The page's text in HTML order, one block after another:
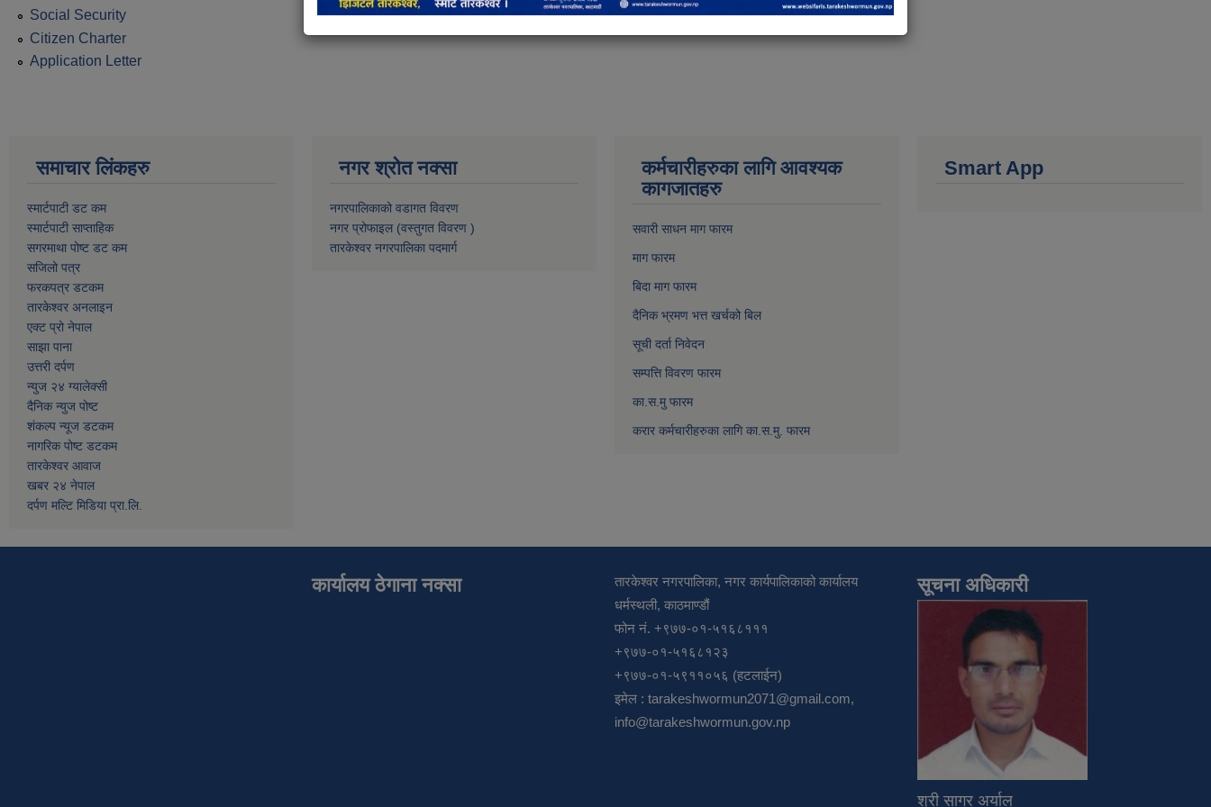
Social Security
Citizen Charter
Application Letter
समाचार लिंकहरु
स्मार्टपाटी डट कम
स्मार्टपाटी साप्ताहिक
सगरमाथा पोष्ट डट कम
सजिलो पत्र
फरकपत्र डटकम
तारकेश्वर अनलाइन
एक्ट प्रो नेपाल
साझा पाना
उत्तरी दर्पण
न्युज २४ ग्यालेक्सी
दैनिक न्युज पोष्ट
शंकल्प न्यूज डटकम
नागरिक पोष्ट डटकम
तारकेश्वर आवाज
खबर २४ नेपाल
दर्पण मल्टि मिडिया प्रा.लि.
नगर श्रोत नक्सा
नगरपालिकाको वडागत विवरण
नगर प्रोफाइल (वस्तुगत विवरण )
तारकेश्वर नगरपालिका पदमार्ग
कर्मचारीहरुका लागि आवश्यक
कागजातहरु
सवारी साधन माग फारम
माग फारम
बिदा माग फारम
दैनिक भ्रमण भत्त खर्चको बिल
सूची दर्ता निवेदन
सम्पत्ति विवरण फारम
का.स.मु फारम
करार कर्मचारीहरुका लागि का.स.मु. फारम
Smart App
कार्यालय ठेगाना नक्सा
तारकेश्वर नगरपालिका, नगर कार्यपालिकाको कार्यालय
धर्मस्थली, काठमाण्डौं
फोन नं. +९७७-०१-५१६८१११
+९७७-०१-५१६८१२३
+९७७-०१-५९११०५६ (हटलाईन)
इमेल : tarakeshwormun2071@gmail.com,
info@tarakeshwormun.gov.np
सूचना अधिकारी
श्री सागर अर्याल